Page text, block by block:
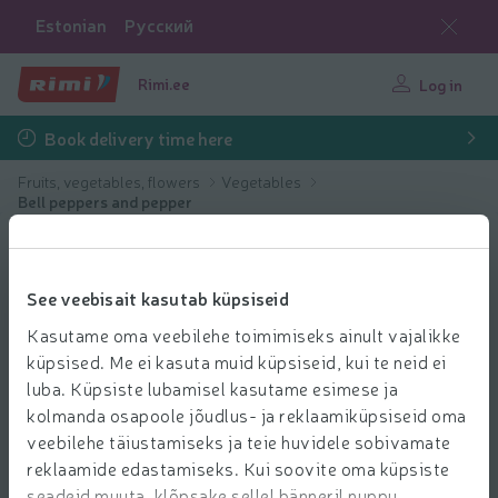
See veebisait kasutab küpsiseid
Kasutame oma veebilehe toimimiseks ainult vajalikke
küpsised. Me ei kasuta muid küpsiseid, kui te neid ei
luba. Küpsiste lubamisel kasutame esimese ja
kolmanda osapoole jõudlus- ja reklaamiküpsiseid oma
veebilehe täiustamiseks ja teie huvidele sobivamate
reklaamide edastamiseks. Kui soovite oma küpsiste
Estonian Русский
Rimi.ee Log in
Book delivery time here
Fruits, vegetables, flowers
Vegetables
Bell peppers and pepper